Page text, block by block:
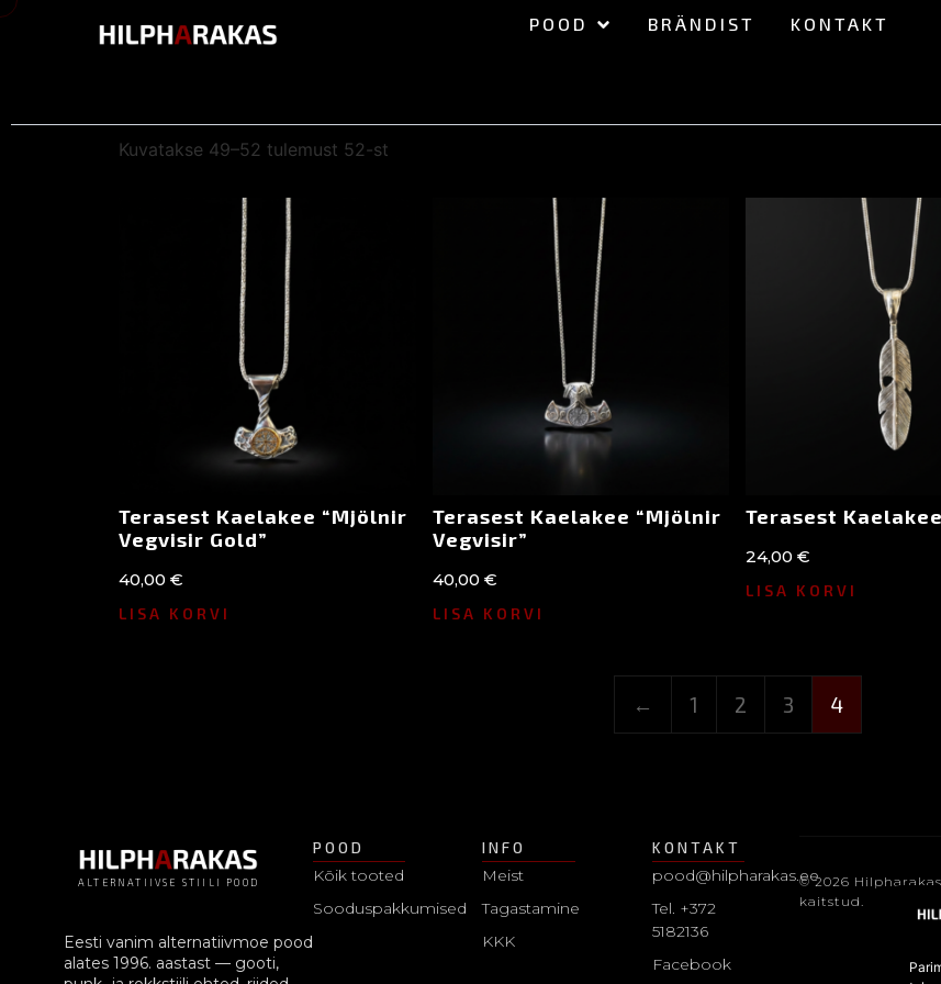
POOD BRÄNDIST KONTAKT
Kuvatakse 49–52 tulemust 52-st
Terasest Kaelakee “Mjölnir
Vegvisir Gold”
40,00 €
LISA KORVI
Terasest Kaelakee “Mjölnir
Vegvisir”
40,00 €
LISA KORVI
Terasest
24,00€
LISA KORVI
← 1 2 3 4
ALTERNATIIVSE STIILI POOD
Eesti vanim alternatiivmoe pood
alates 1996. aastast — gooti,
POOD
Kõik tooted
Sooduspakkumised
INFO
Meist
Tagastamine
KKK
KONTAKT
pood@hilpharakas.ee
Tel. +372
5182136
Facebook
© 2026
kaitstud.